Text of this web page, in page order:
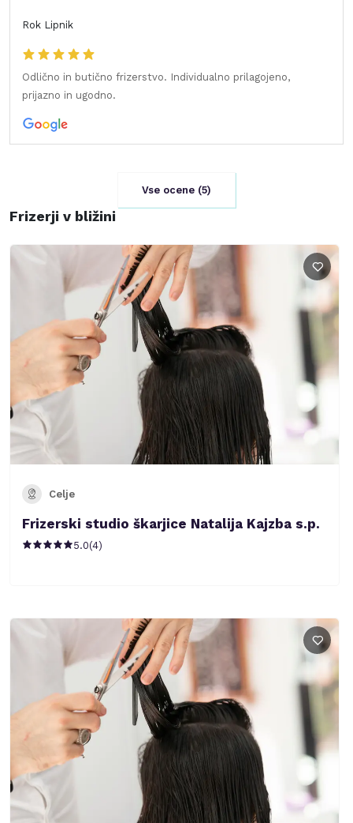
Rok Lipnik
Odlično in butično frizerstvo. Individualno prilagojeno,
prijazno in ugodno.
Vse ocene (5)
Frizerji v bližini
Celje
Frizerski studio škarjice Natalija Kajzba s.p.
5.0(4)